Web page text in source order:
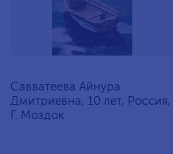
Савватеева Айнура
Дмитриевна, 10 лет, Россия,
Г. Моздок